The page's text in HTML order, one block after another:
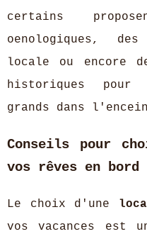
certains
oenologiques,
locale ou encore
historiques
grands dans
Conseils pour
vos rêves en bord
Le choix d'une
vos vacances est